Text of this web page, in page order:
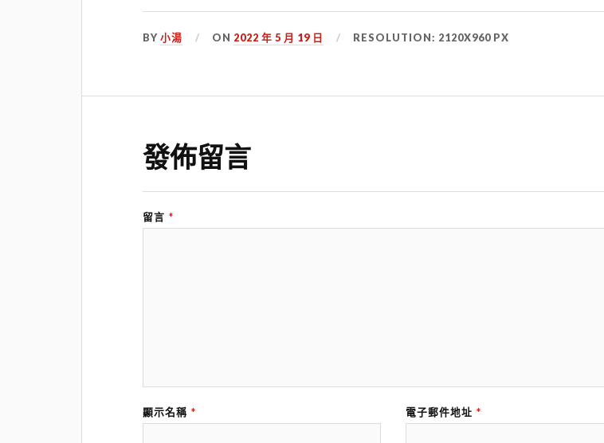
BY小湯 ON 2022 年 5 月 19 日 RESOLUTION: 2120X960 PX
發佈留言
留言 *
顯示名稱 * 電子郵件地址 *